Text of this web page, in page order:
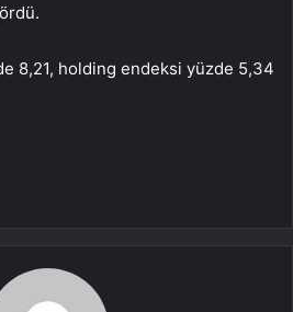
8,21, holding endeksi yüzde 5,34